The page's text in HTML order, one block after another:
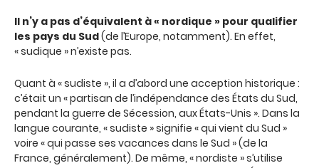
Il n’y a pas d’équivalent à « nordique » pour qualifier
les pays du Sud(de l’Europe, notamment). En effet,
« sudique » n’existe pas.
Quant à « sudiste », il a d’abord une acception historique :
c’était un « partisan de l’indépendance des États du Sud,
pendant la guerre de Sécession, aux États-Unis ». Dans la
langue courante, « sudiste » signifie « qui vient du Sud »
voire « qui passe ses vacances dans le Sud » (de la
France, généralement). De même, « nordiste » s’utilise